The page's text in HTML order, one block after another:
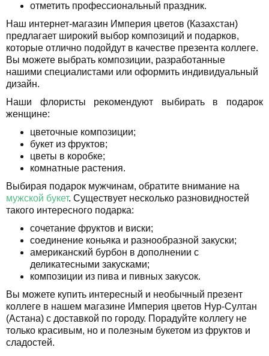
отметить профессиональный праздник.
Наш интернет-магазин Империя цветов (Казахстан)
предлагает широкий выбор композиций и подарков,
которые отлично подойдут в качестве презента коллеге.
Вы можете выбрать композиции, разработанные
нашими специалистами или оформить индивидуальный
дизайн.
Наши флористы рекомендуют выбирать в подарок
женщине:
цветочные композиции;
букет из фруктов;
цветы в коробке;
комнатные растения.
Выбирая подарок мужчинам, обратите внимание на
мужской букет. Существует несколько разновидностей
такого интересного подарка:
сочетание фруктов и виски;
соединение коньяка и разнообразной закуски;
американский бурбон в дополнении с
деликатесными закусками;
композиции из пива и пивных закусок.
Вы можете купить интересный и необычный презент
коллеге в нашем магазине Империя цветов Нур-Султан
(Астана) с доставкой по городу. Порадуйте коллегу не
только красивым, но и полезным букетом из фруктов и
сладостей.